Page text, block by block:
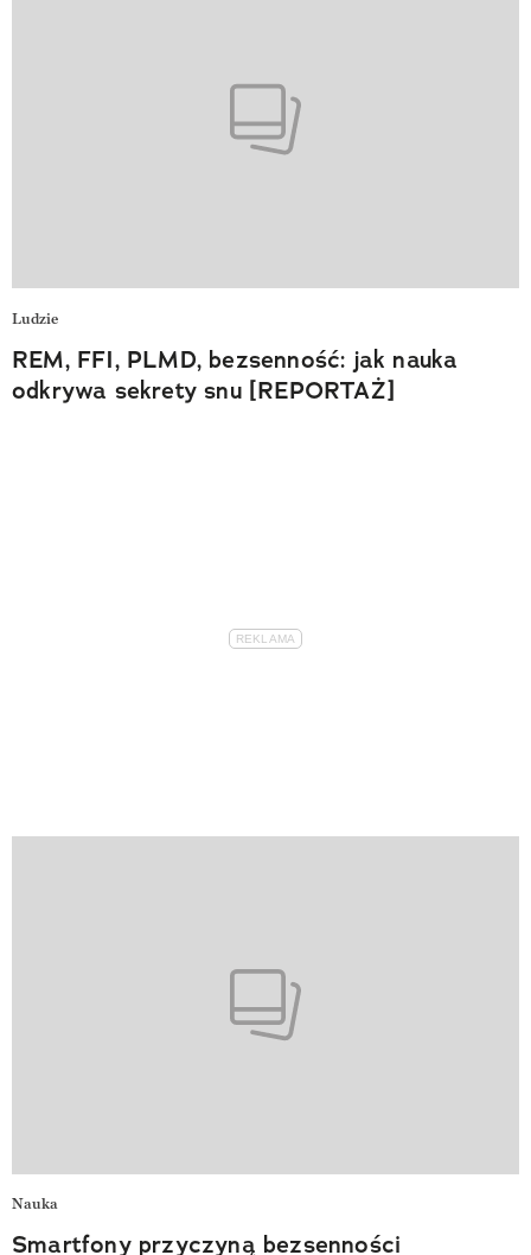
Ludzie
REM, FFI, PLMD, bezsenność: jak nauka
odkrywa sekrety snu [REPORTAŻ]
Nauka
Smartfony przyczyną bezsenności